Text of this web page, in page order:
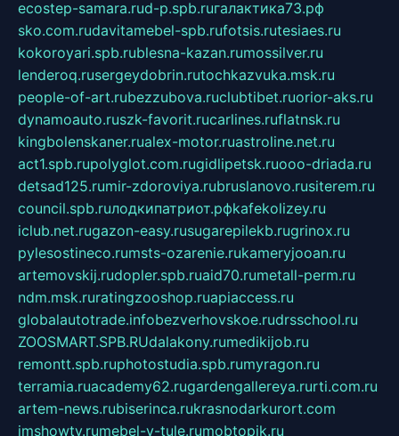
ecostep-samara.rud-p.spb.ruгалактика73.рф
sko.com.rudavitamebel-spb.rufotsis.rutesiaes.ru
kokoroyari.spb.rublesna-kazan.rumossilver.ru
lenderoq.rusergeydobrin.rutochkazvuka.msk.ru
people-of-art.rubezzubova.ruclubtibet.ruorior-aks.ru
dynamoauto.ruszk-favorit.rucarlines.ruflatnsk.ru
kingbolenskaner.rualex-motor.ruastroline.net.ru
act1.spb.rupolyglot.com.rugidlipetsk.ruooo-driada.ru
detsad125.rumir-zdoroviya.rubruslanovo.rusiterem.ru
council.spb.ruлодкипатриот.рфkafekolizey.ru
iclub.net.rugazon-easy.rusugarepilekb.rugrinox.ru
pylesostineco.rumsts-ozarenie.rukameryjooan.ru
artemovskij.rudopler.spb.ruaid70.rumetall-perm.ru
ndm.msk.ruratingzooshop.ruapiaccess.ru
globalautotrade.infobezverhovskoe.rudrsschool.ru
ZOOSMART.SPB.RUdalakony.rumedikijob.ru
remontt.spb.ruphotostudia.spb.rumyragon.ru
terramia.ruacademy62.rugardengallereya.rurti.com.ru
artem-news.rubiserinca.rukrasnodarkurort.com
imshowtv.rumebel-v-tule.rumobtopik.ru